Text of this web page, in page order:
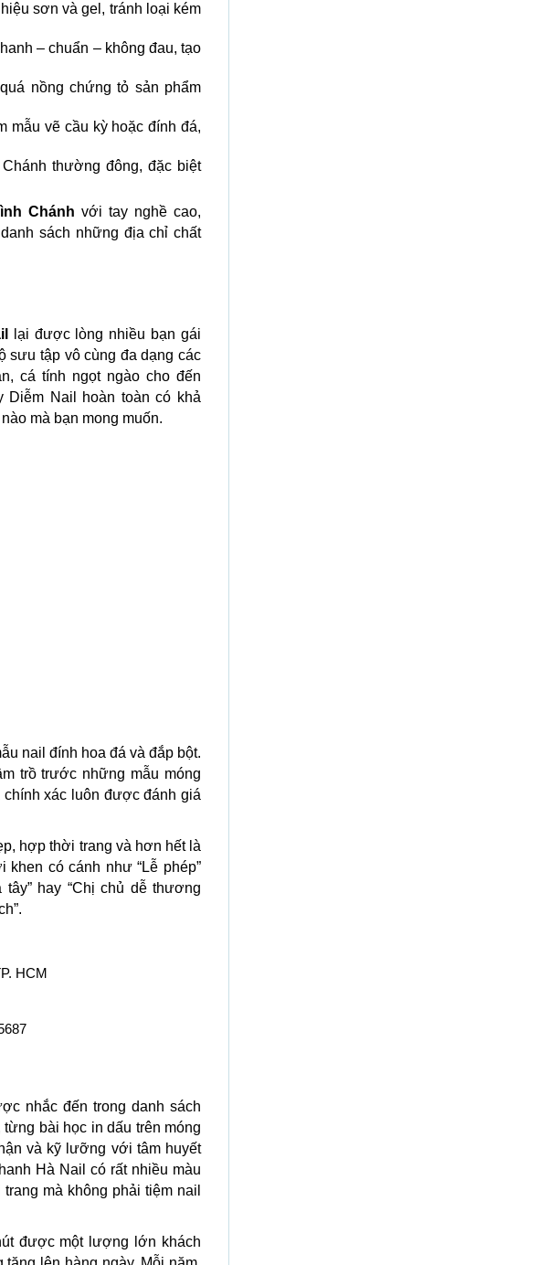
sơn và gel, tránh loại kém
– chuẩn – không đau, tạo
nồng chứng tỏ sản phẩm
mẫu vẽ cầu kỳ hoặc đính đá,
thường đông, đặc biệt
Chánh với tay nghề cao,
sách những địa chỉ chất
lại được lòng nhiều bạn gái
sưu tập vô cùng đa dạng các
cá tính ngọt ngào cho đến
Diễm Nail hoàn toàn có khả
mà bạn mong muốn.
nail đính hoa đá và đắp bột.
trồ trước những mẫu móng
xác luôn được đánh giá
hợp thời trang và hơn hết là
có cánh như “Lễ phép”
hay “Chị chủ dễ thương
HCM
nhắc đến trong danh sách
bài học in dấu trên móng
và kỹ lưỡng với tâm huyết
Hà Nail có rất nhiều màu
mà không phải tiệm nail
được một lượng lớn khách